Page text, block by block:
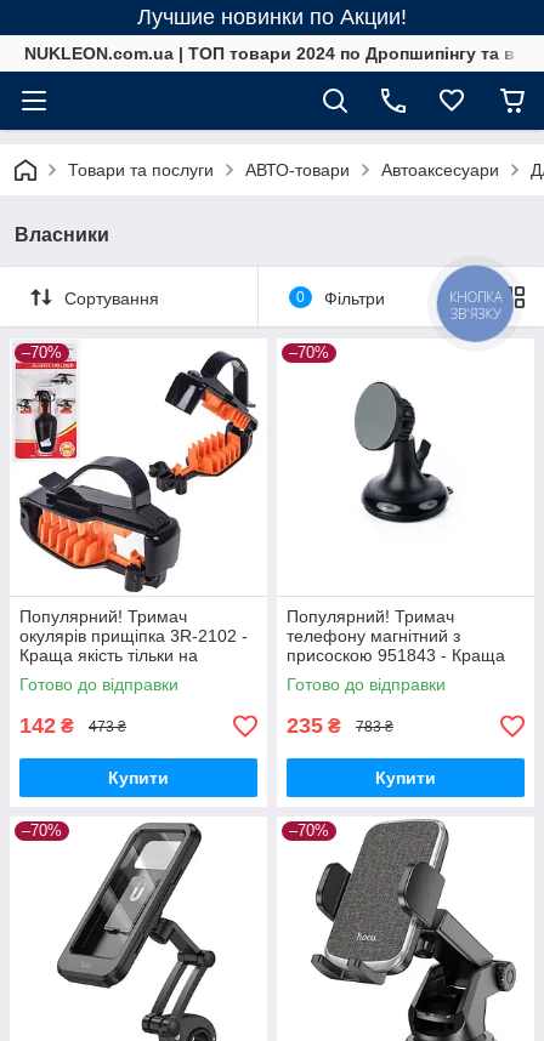
Лучшие новинки по Акции!
NUKLEON.com.ua | ТОП товари 2024 по Дропшипінгу та в
Товари та послуги АВТО-товари Автоаксесуари
Власники
Сортування 0 Фільтри
–70%
Популярний! Тримач
окулярів прищіпка 3R-2102 -
Краща якість тільки на
Nukleon.com.ua
Готово до відправки
142 ₴ 473 ₴
Купити
–70%
Популярний! Тримач
телефону магнітний з
присоскою 951843 - Краща
якість тільки на
Nukleon.com.ua
Готово до відправки
235 ₴ 783 ₴
Купити
–70% –70%
КНОПКА
ЗВ'ЯЗКУ